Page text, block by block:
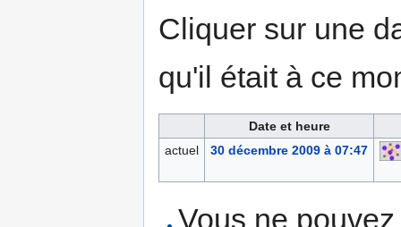
Cliquer sur une
qu'il était à ce
Date et heure
actuel
30 décembre 2009 à 07:47
Vous ne